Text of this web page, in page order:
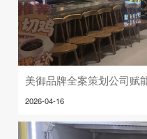
美御品牌全案策划公司赋
2026-04-16